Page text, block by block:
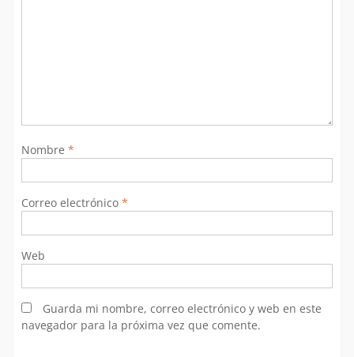
Nombre *
Correo electrónico *
Web
Guarda mi nombre, correo electrónico y web en este
navegador para la próxima vez que comente.